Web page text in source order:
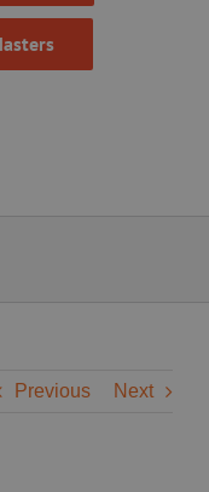
Previous Next